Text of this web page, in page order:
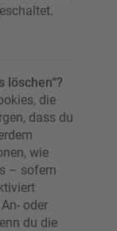
löschen“?
die
dass du
wie
– sofern
oder
du die